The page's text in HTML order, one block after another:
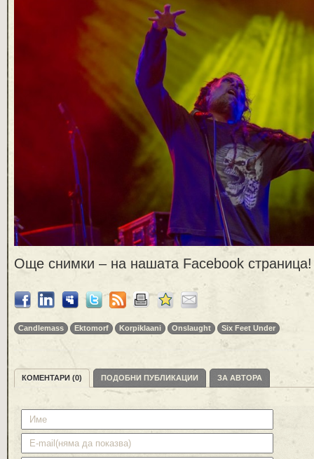
Още снимки – на нашата Facebook страница!
Candlemass Ektomorf Korpiklaani Onslaught Six Feet Under
КОМЕНТАРИ (0) ПОДОБНИ ПУБЛИКАЦИИ ЗА АВТОРА